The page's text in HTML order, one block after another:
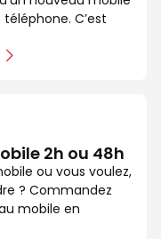
C’est
2h ou 48h
ou vous voulez,
? Commandez
mobile en